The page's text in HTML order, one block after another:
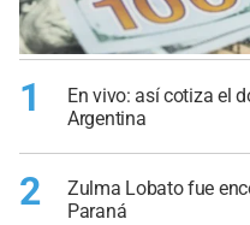
1
En vivo: así cotiza el
Argentina
2
Zulma Lobato fue
Paraná